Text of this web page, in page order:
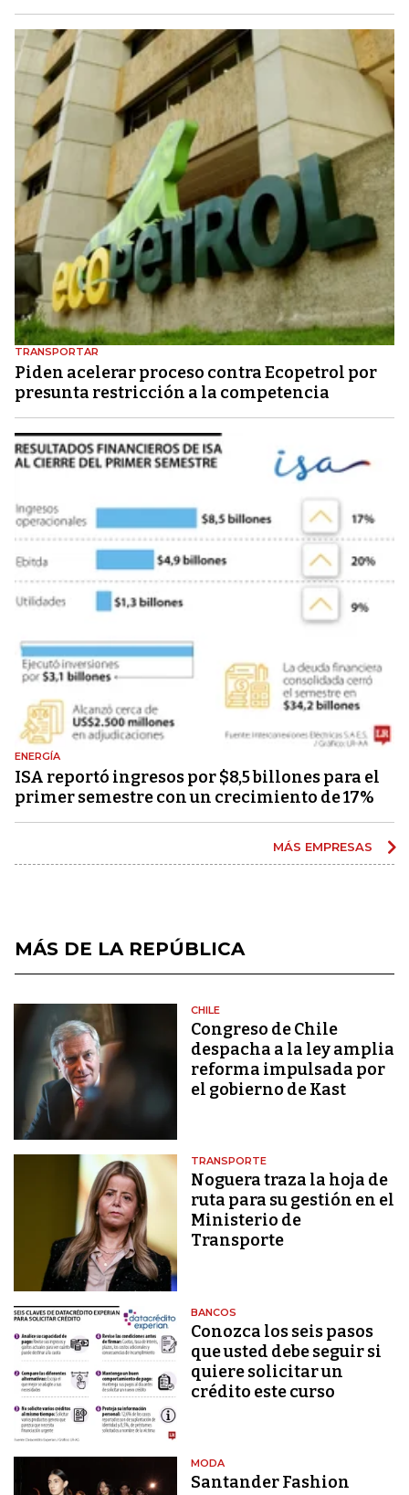
TRANSPORTAR
Piden acelerar proceso contra Ecopetrol por
presunta restricción a la competencia
ENERGÍA
ISA reportó ingresos por $8,5 billones para el
primer semestre con un crecimiento de 17%
MÁS EMPRESAS
MÁS DE LA REPÚBLICA
CHILE
Congreso de Chile
despacha a la ley amplia
reforma impulsada por
el gobierno de Kast
TRANSPORTE
Noguera traza la hoja de
ruta para su gestión en el
Ministerio de
Transporte
BANCOS
Conozca los seis pasos
que usted debe seguir si
quiere solicitar un
crédito este curso
MODA
Santander Fashion